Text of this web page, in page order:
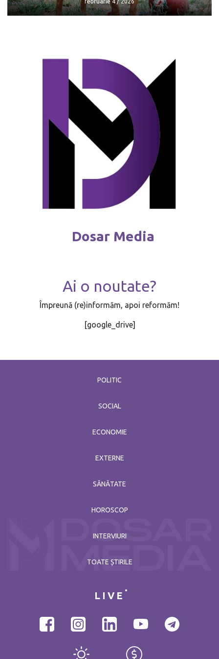
Reguli noi pentru deținătorii de câini
februarie 4 / 2026
Dosar Media
Ai o noutate?
Împreună (re)informăm, apoi reformăm!
[google_drive]
POLITIC
SOCIAL
ECONOMIE
EXTERNE
SĂNĂTATE
HOROSCOP
INTERVIURI
TOATE ȘTIRILE
LIVE